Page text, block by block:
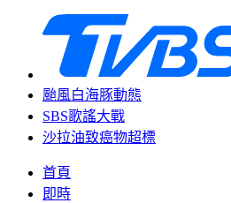
颱風白海豚動態
SBS歌謠大戰
沙拉油致癌物超標
首頁
即時